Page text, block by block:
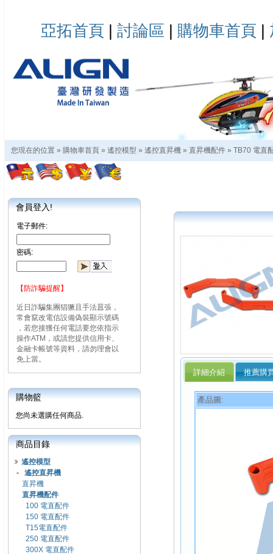
亞拓首頁 | 討論區 | 購物車首頁 |
您現在的位置 » 購物車首頁 » 遙控模型 » 遙控直昇機 » 直昇機配件 » TB70 電直
會員登入!
電子郵件:
密碼:
【防詐騙提醒】
近日詐騙集團猖獗且手法囂張，
常會竄改電信設備偽裝顯示號碼
，若您接獲任何電話要您依指示
操作ATM，或請您提供信用卡、
金融卡帳號等資料，請勿理會以
免上當。
購物籃
您尚未選購任何商品.
商品目錄
遙控模型
- 遙控直昇機
直昇機
直昇機配件
100 電直配件
150 電直配件
T15電直配件
250 電直配件
300X 電直配件
詳細介紹 推薦購
產品圖: